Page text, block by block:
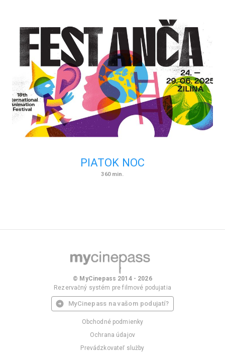
PIATOK NOC
360 min.
© MyCinepass 2014 - 2026
Rezervačný systém pre filmové podujatia
MyCinepass na vašom podujatí?
Obchodné podmienky
Ochrana údajov
Prevádzkovateľ služby